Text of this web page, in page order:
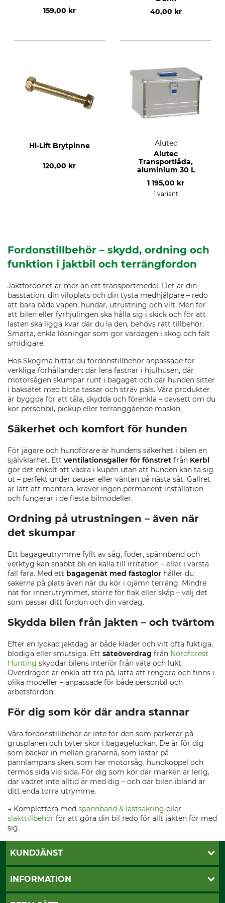
159,00 kr
40,00 kr
Hi-Lift Brytpinne
120,00 kr
Alutec
Alutec
Transportlåda,
aluminium 30 L
1 195,00 kr
1 variant
Fordonstillbehör – skydd, ordning och
funktion i jaktbil och terrängfordon
Jaktfordonet är mer än ett transportmedel. Det är din
basstation, din viloplats och din tysta medhjälpare – redo
att bära både vapen, hundar, utrustning och vilt. Men för
att bilen eller fyrhjulingen ska hålla sig i skick och för att
lasten ska ligga kvar där du la den, behövs rätt tillbehör.
Smarta, enkla lösningar som gör vardagen i skog och fält
smidigare.
Hos Skogma hittar du fordonstillbehör anpassade för
verkliga förhållanden: där lera fastnar i hjulhusen, där
motorsågen skumpar runt i bagaget och där hunden sitter
i baksätet med blöta tassar och sträv päls. Våra produkter
är byggda för att tåla, skydda och förenkla – oavsett om du
kör personbil, pickup eller terränggående maskin.
Säkerhet och komfort för hunden
För jägare och hundförare är hundens säkerhet i bilen en
självklarhet. Ett ventilationsgaller för fönstret från Kerbl
gör det enkelt att vädra i kupén utan att hunden kan ta sig
ut – perfekt under pauser eller väntan på nästa såt. Gallret
är lätt att montera, kräver ingen permanent installation
och fungerar i de flesta bilmodeller.
Ordning på utrustningen – även när
det skumpar
Ett bagageutrymme fyllt av såg, foder, spännband och
verktyg kan snabbt bli en källa till irritation – eller i värsta
fall fara. Med ett bagagenät med fästöglor håller du
sakerna på plats även när du kör i ojämn terräng. Mindre
nät för innerutrymmet, större för flak eller skåp – välj det
som passar ditt fordon och din vardag.
Skydda bilen från jakten – och tvärtom
Efter en lyckad jaktdag är både kläder och vilt ofta fuktiga,
blodiga eller smutsiga. Ett säteöverdrag från Nordforest
Hunting skyddar bilens interiör från väta och lukt.
Överdragen är enkla att trä på, lätta att rengöra och finns i
olika modeller – anpassade för både personbil och
arbetsfordon.
För dig som kör där andra stannar
Våra fordonstillbehör är inte för den som parkerar på
grusplanen och byter skor i bagageluckan. De är för dig
som backar in mellan granarna, som lastar på
pannlampans sken, som har motorsåg, hundkoppel och
termos sida vid sida. För dig som kör där marken är lerig,
där vädret inte alltid är med dig – och där bilen ibland är
ditt enda torra utrymme.
→ Komplettera med spännband & lastsäkring eller
slakttillbehör för att göra din bil redo för allt jakten för med
sig.
KUNDJÄNST
Öppettider
Vanliga frågor
INFORMATION